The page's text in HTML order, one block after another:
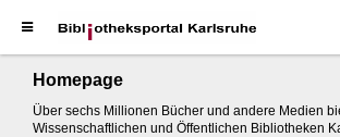
Homepage
Über sechs Millionen Bücher und andere Medien
Wissenschaftlichen und Öffentlichen Bibliotheken